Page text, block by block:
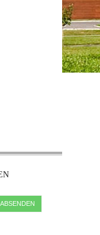
ABSENDEN